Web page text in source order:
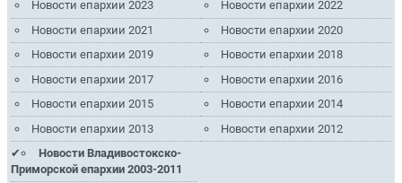
Новости епархии 2023
Новости епархии 2022
Новости епархии 2021
Новости епархии 2020
Новости епархии 2019
Новости епархии 2018
Новости епархии 2017
Новости епархии 2016
Новости епархии 2015
Новости епархии 2014
Новости епархии 2013
Новости епархии 2012
Новости Владивостокско-
Приморской епархии 2003-2011